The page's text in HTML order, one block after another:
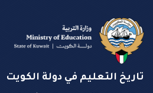
تاريخ التعليم في دولة الكويت